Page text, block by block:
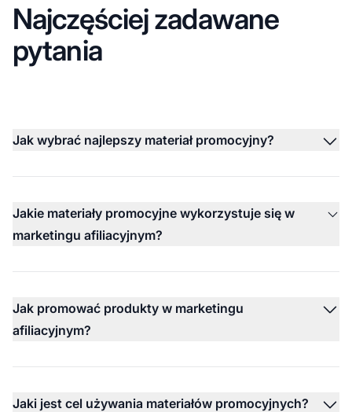
Najczęściej zadawane
pytania
Jak wybrać najlepszy materiał promocyjny?
Jakie materiały promocyjne wykorzystuje się w
marketingu afiliacyjnym?
Jak promować produkty w marketingu
afiliacyjnym?
Jaki jest cel używania materiałów promocyjnych?